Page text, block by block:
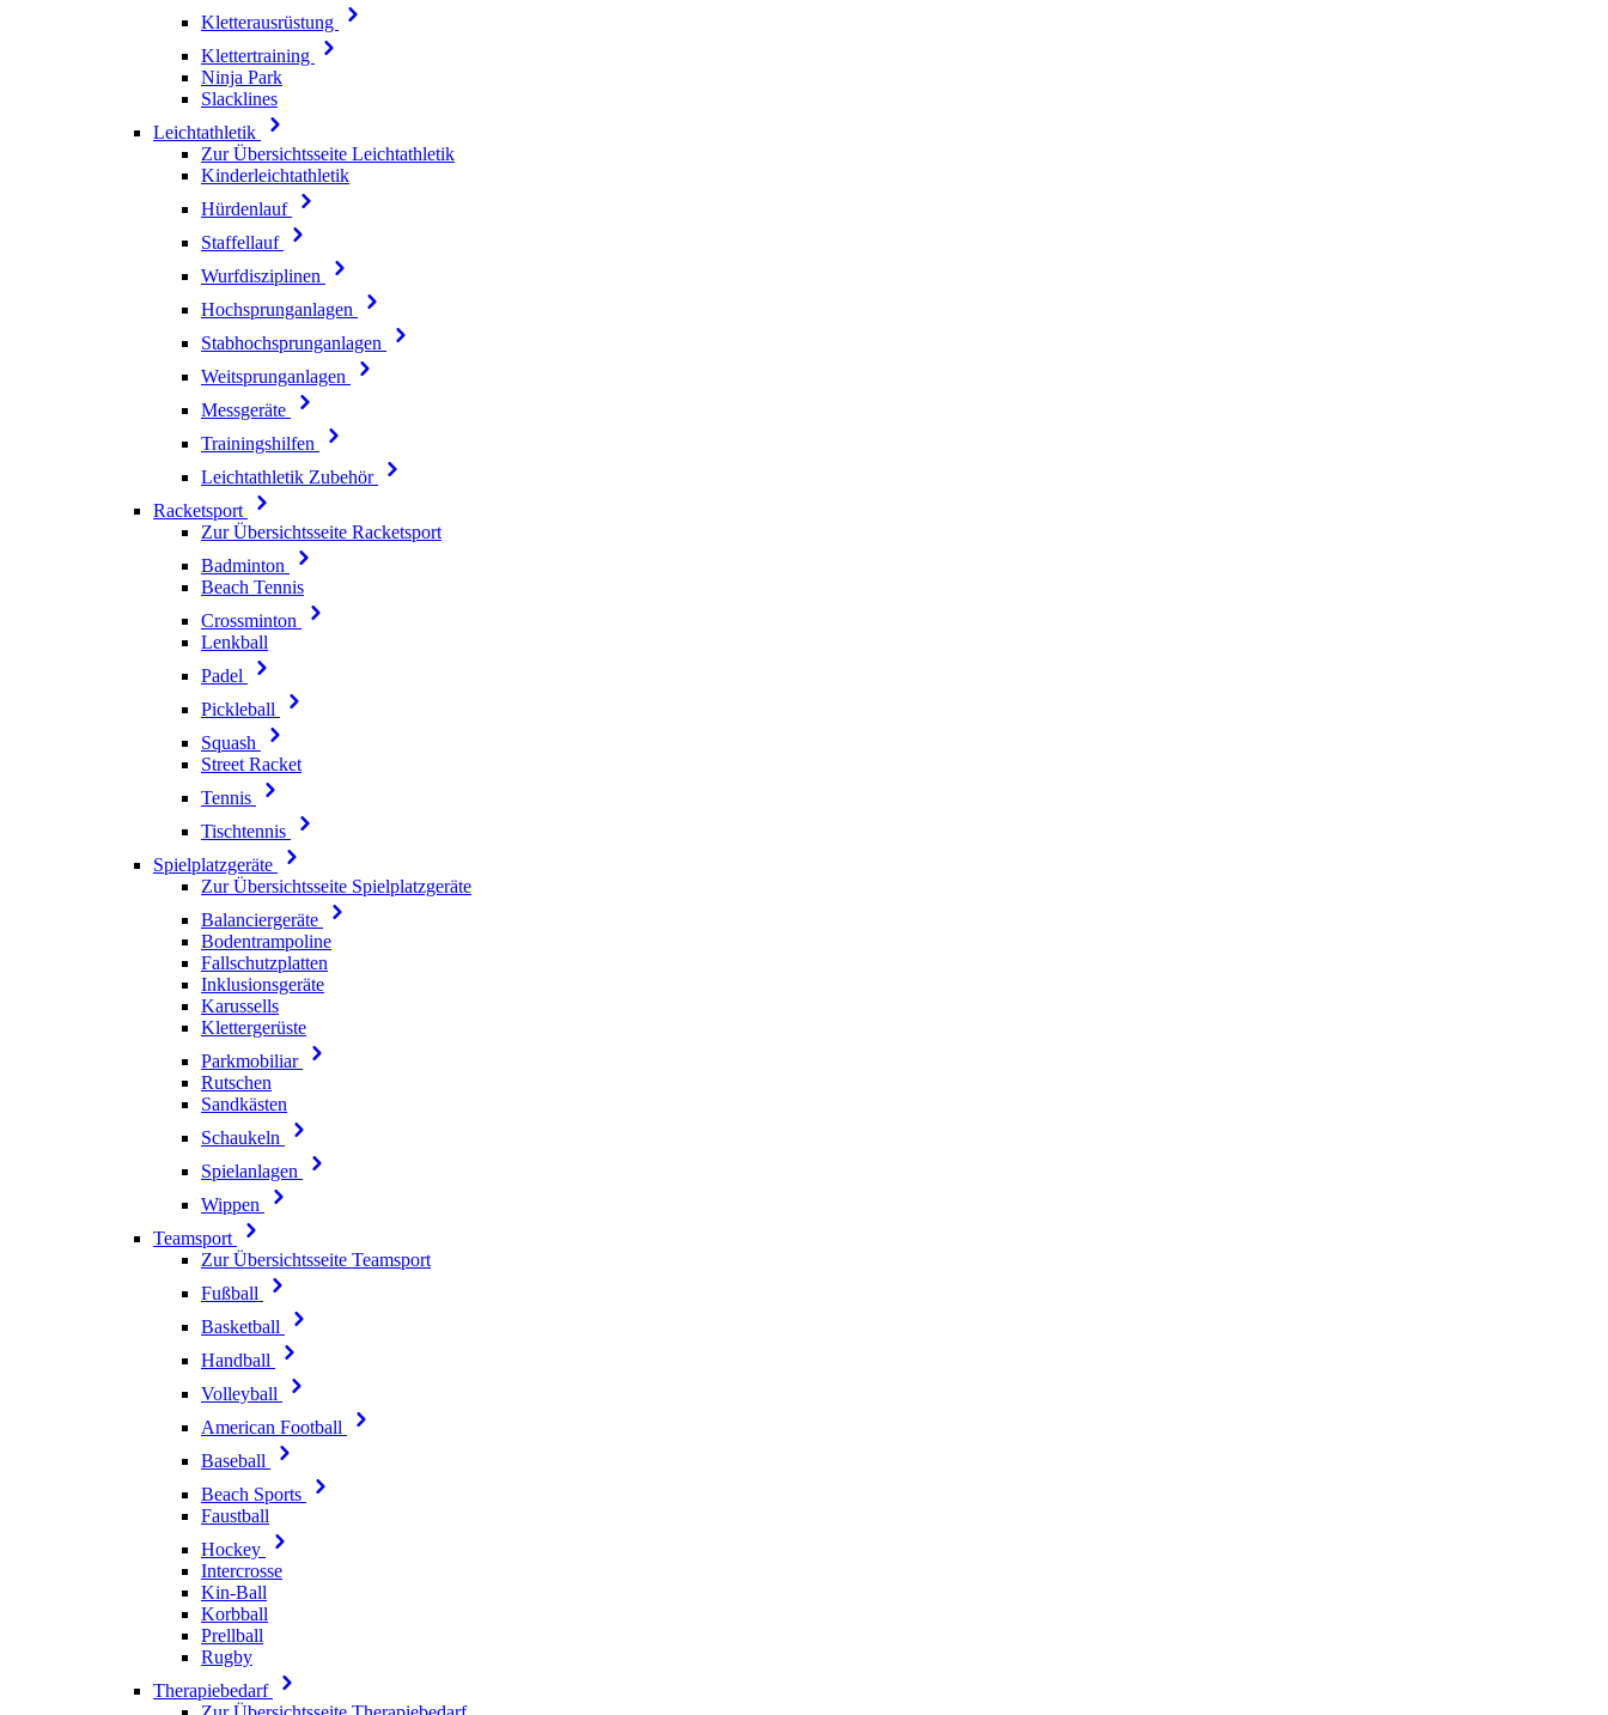
Kletterausrüstung
Klettertraining
Ninja Park
Slacklines
Leichtathletik
Zur Übersichtsseite Leichtathletik
Kinderleichtathletik
Hürdenlauf
Staffellauf
Wurfdisziplinen
Hochsprunganlagen
Stabhochsprunganlagen
Weitsprunganlagen
Messgeräte
Trainingshilfen
Leichtathletik Zubehör
Racketsport
Zur Übersichtsseite Racketsport
Badminton
Beach Tennis
Crossminton
Lenkball
Padel
Pickleball
Squash
Street Racket
Tennis
Tischtennis
Spielplatzgeräte
Zur Übersichtsseite Spielplatzgeräte
Balanciergeräte
Bodentrampoline
Fallschutzplatten
Inklusionsgeräte
Karussells
Klettergerüste
Parkmobiliar
Rutschen
Sandkästen
Schaukeln
Spielanlagen
Wippen
Teamsport
Zur Übersichtsseite Teamsport
Fußball
Basketball
Handball
Volleyball
American Football
Baseball
Beach Sports
Faustball
Hockey
Intercrosse
Kin-Ball
Korbball
Prellball
Rugby
Therapiebedarf